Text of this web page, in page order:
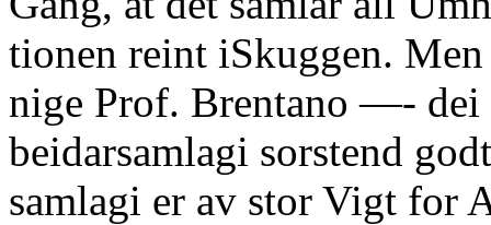
tionen reint iSkuggen.
nige Prof. Brentano —- dei
beidarsamlagi sorstend
samlagi er av stor Vigt for